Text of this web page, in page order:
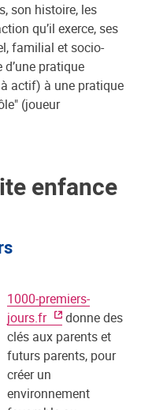
son histoire, les
qu’il exerce, ses
familial et socio-
pratique
actif) à une pratique
(joueur
enfance
1000-premiers-
jours.fr
donne des
clés aux parents et
futurs parents, pour
créer un
environnement